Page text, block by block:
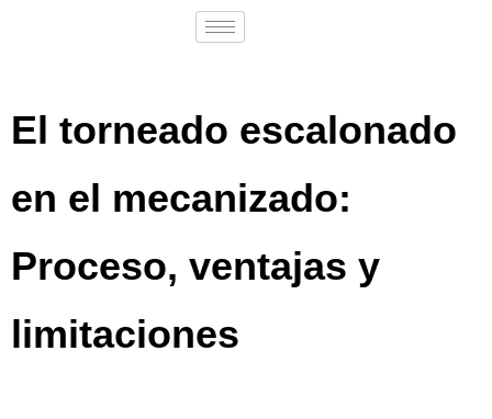
El torneado escalonado
en el mecanizado:
Proceso, ventajas y
limitaciones